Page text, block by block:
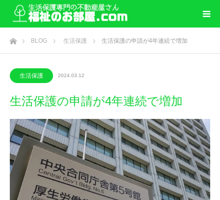
ホームBLOG 生活保護 生活保護の申請が4年連続で増加
生活保護 2024.03.12
生活保護の申請が4年連続で増加